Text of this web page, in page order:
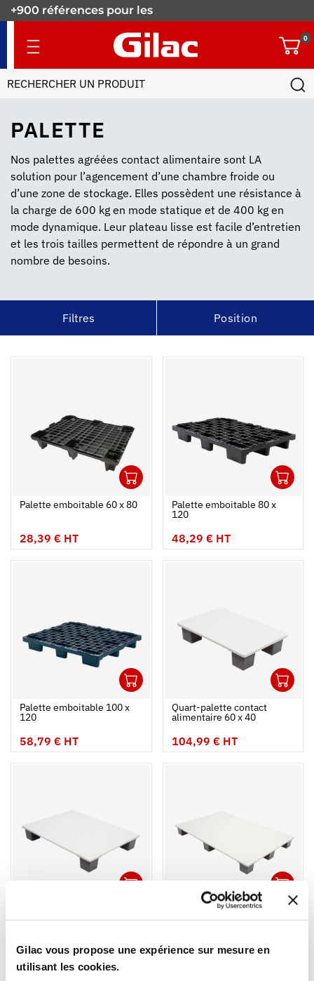
Gilac vous propose une expérience sur mesure en
utilisant les cookies.
PALETTE
Nos palettes agréées contact alimentaire sont LA
solution pour l’agencement d’une chambre froide ou
d’une zone de stockage. Elles possèdent une résistance à
la charge de 600 kg en mode statique et de 400 kg en
mode dynamique. Leur plateau lisse est facile d’entretien
et les trois tailles permettent de répondre à un grand
nombre de besoins.
Filtres Position
Palette emboitable 60 x 80
28,39 € HT
Palette emboitable 80 x
120
48,29 € HT
Ouvrir
Ajouter au panier
Fermer
Palette emboitable 100 x
120
58,79 € HT
Quart-palette contact
alimentaire 60 x 40
104,99 € HT
1
Ajouter au panier
Fermer
alimentaire 60 x 80
158,59 € HT
Ouvrir
1
Palette contact alimentaire
80 x 120
+900 références pour les
0